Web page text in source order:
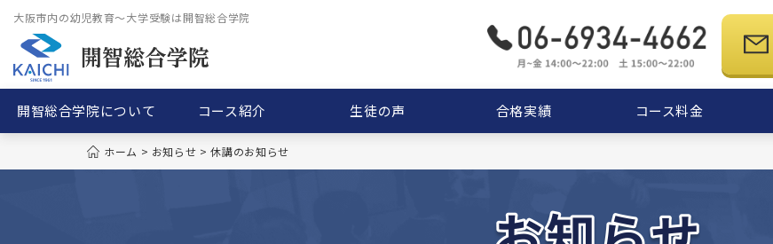
大阪市内の幼児教育〜大学受験は開智総合学院
開智総合学院について コース紹介 生徒の声 合格実績 コース料金
ホーム > お知らせ >休講のお知らせ